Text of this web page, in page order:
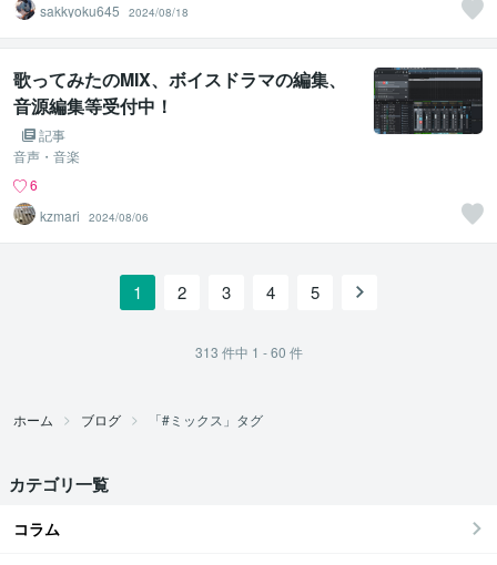
sakkyoku645
2024/08/18
歌ってみたのMIX、ボイスドラマの編集、
音源編集等受付中！
記事
音声・音楽
6
kzmari
2024/08/06
1 2 3 4 5
313 件中 1 - 60 件
ホーム ブログ 「#ミックス」タグ
カテゴリ一覧
コラム